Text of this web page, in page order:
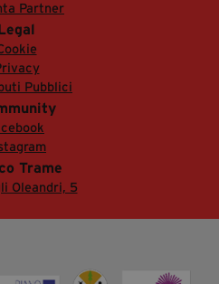
Partner
Pubblici
Trame
Oleandri, 5